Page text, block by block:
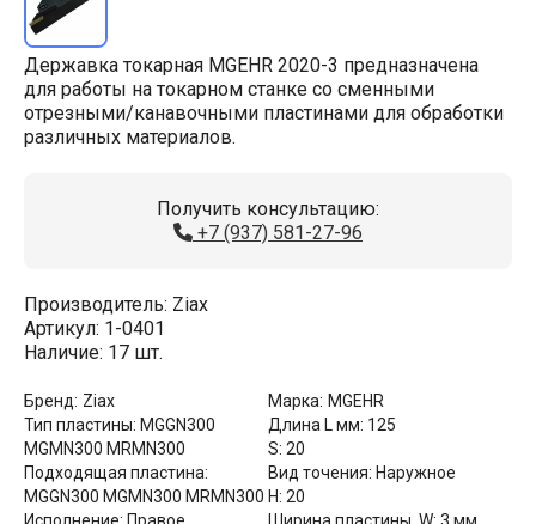
Державка токарная MGEHR 2020-3 предназначена
для работы на токарном станке со сменными
отрезными/канавочными пластинами для обработки
различных материалов.
Получить консультацию:
+7 (937) 581-27-96
Производитель: Ziax
Артикул: 1-0401
Наличие: 17 шт.
Бренд: Ziax Марка: MGEHR
Тип пластины: MGGN300
MGMN300 MRMN300
Длина L мм: 125
S: 20
Подходящая пластина:
MGGN300 MGMN300 MRMN300
Вид точения: Наружное
H: 20